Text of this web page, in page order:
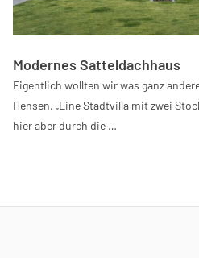
Modernes Satteldachhaus
Eigentlich wollten wir was ganz
Hensen. „Eine Stadtvilla mit zwei
hier aber durch die …